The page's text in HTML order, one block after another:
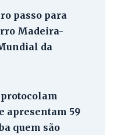
passo para
Madeira-
da
apresentam 59
quem são